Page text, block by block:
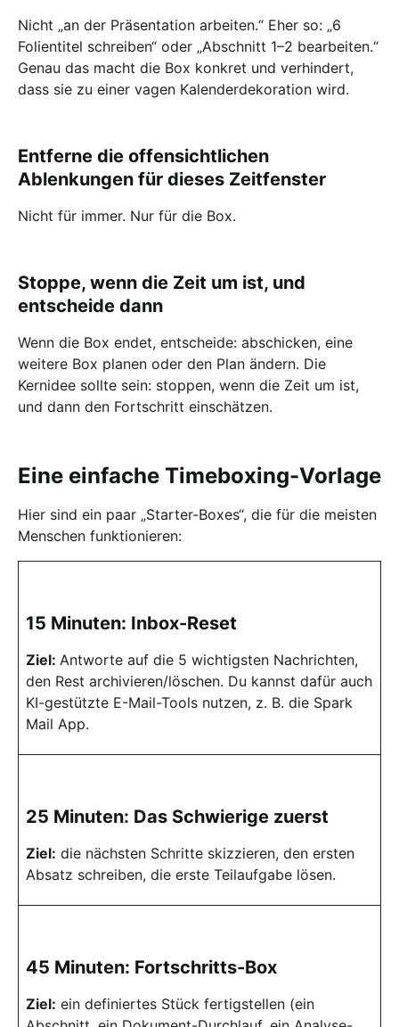
Nicht „an der Präsentation arbeiten.“ Eher so: „6
Folientitel schreiben“ oder „Abschnitt 1–2 bearbeiten.“
Genau das macht die Box konkret und verhindert,
dass sie zu einer vagen Kalenderdekoration wird.
Entferne die offensichtlichen
Ablenkungen für dieses Zeitfenster
Nicht für immer. Nur für die Box.
Stoppe, wenn die Zeit um ist, und
entscheide dann
Wenn die Box endet, entscheide: abschicken, eine
weitere Box planen oder den Plan ändern. Die
Kernidee sollte sein: stoppen, wenn die Zeit um ist,
und dann den Fortschritt einschätzen.
Eine einfache Timeboxing-Vorlage
Hier sind ein paar „Starter-Boxes“, die für die meisten
Menschen funktionieren:
15 Minuten: Inbox-Reset
Ziel: Antworte auf die 5 wichtigsten Nachrichten,
den Rest archivieren/löschen. Du kannst dafür auch
KI-gestützte E-Mail-Tools nutzen, z. B. die Spark
Mail App.
25 Minuten: Das Schwierige zuerst
Ziel: die nächsten Schritte skizzieren, den ersten
Absatz schreiben, die erste Teilaufgabe lösen.
45 Minuten: Fortschritts-Box
Ziel: ein definiertes Stück fertigstellen (ein